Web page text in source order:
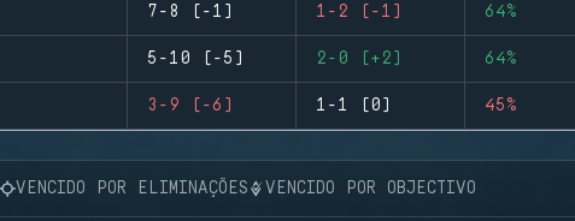
7-8 (-1) 1-2 (-1) 64%
5-10 (-5) 2-0 (+2) 64%
3-9 (-6) 1-1 (0) 45%
VENCIDO POR ELIMINAÇÕES VENCIDO POR OBJECTIVO